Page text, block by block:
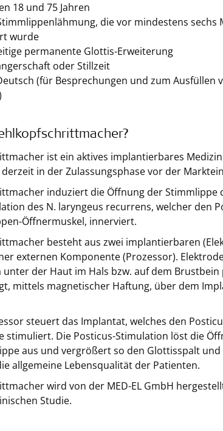
18 und 75 Jahren
die vor mindestens sechs
wurde
permanente Glottis-Erweiterung
oder Stillzeit
(für Besprechungen und zum Ausfüllen
ist ein aktives implantierbares
in der Zulassungsphase vor der
induziert die Öffnung der Stimmlippe
des N. laryngeus recurrens, welcher den
Öffnermuskel, innerviert.
besteht aus zwei implantierbaren
externen Komponente (Prozessor).
der Haut im Hals bzw. auf dem
mittels magnetischer Haftung, über dem
steuert das Implantat, welches den
stimuliert. Die Posticus-Stimulation löst die
aus und vergrößert so den Glottisspalt
allgemeine Lebensqualität der Patienten.
wird von der MED-EL GmbH
Studie.